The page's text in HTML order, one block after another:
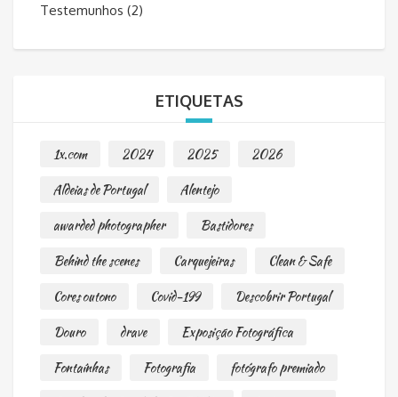
Testemunhos (2)
ETIQUETAS
1x.com 2024 2025
2026
Aldeias de Portugal
Alentejo
awarded photographer
Bastidores
Behind the scenes
Carquejeiras
Clean & Safe
Cores outono
Covid-199
Descobrir Portugal
Douro
drave
Exposição Fotográfica
Fontaínhas
Fotografia
fotógrafo premiado